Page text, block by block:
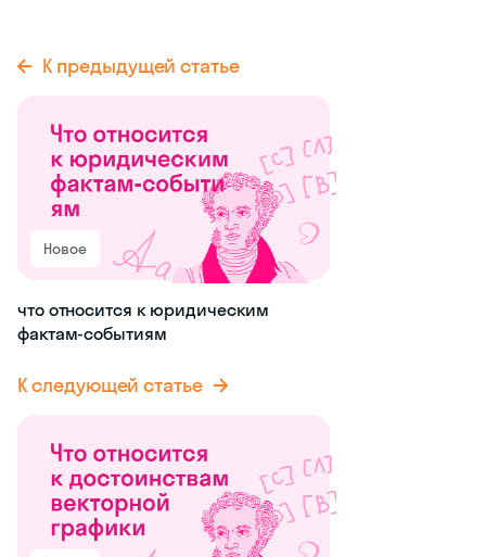
К предыдущей статье
Новое
что относится к юридическим
фактам-событиям
К следующей статье